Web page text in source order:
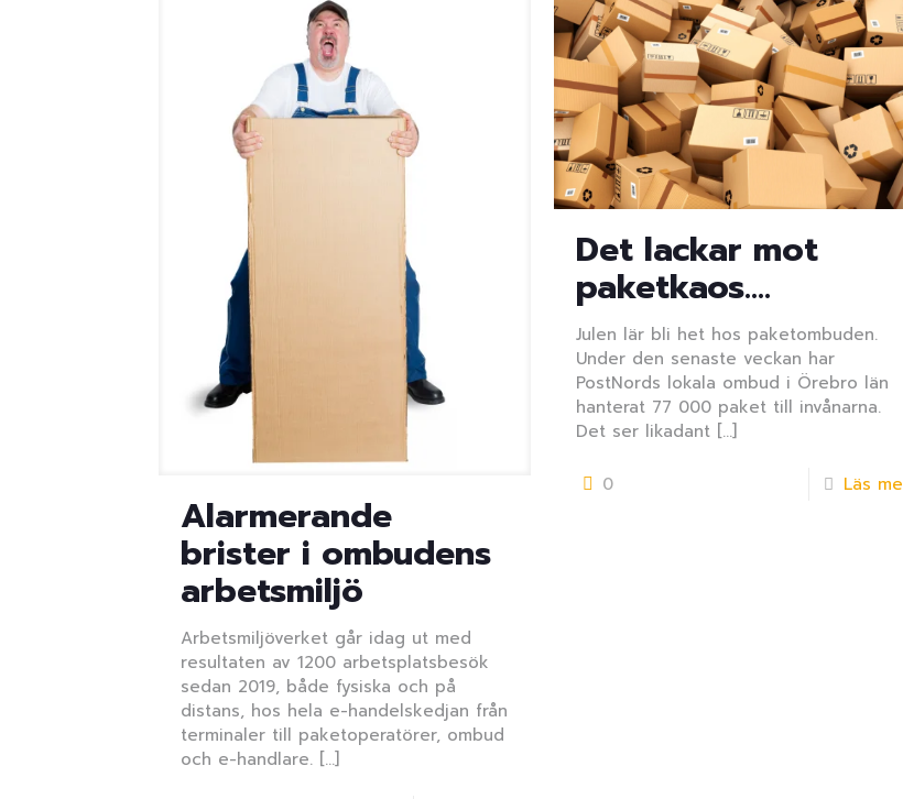
Alarmerande
brister i ombudens
arbetsmiljö
Arbetsmiljöverket går idag ut med
resultaten av 1200 arbetsplatsbesök
sedan 2019, både fysiska och på
distans, hos hela e-handelskedjan från
terminaler till paketoperatörer, ombud
och e-handlare.[…]
Det lackar mot
paketkaos….
Julen lär bli het hos paketombuden.
Under den senaste veckan har
PostNords lokala ombud i Örebro län
hanterat 77 000 paket till invånarna.
Det ser likadant […]
0 Läs